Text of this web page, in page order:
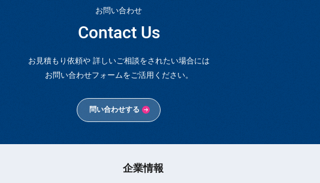
お問い合わせ
Contact Us
お見積もり依頼や 詳しいご相談をされたい場合には
お問い合わせフォームをご活用ください。
問い合わせする
企業情報